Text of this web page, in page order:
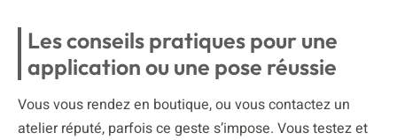
Les conseils pratiques pour une
application ou une pose réussie
Vous vous rendez en boutique, ou vous contactez un
atelier réputé, parfois ce geste s’impose. Vous testez et